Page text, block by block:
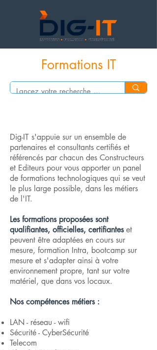
Formations IT
Dig-IT s'appuie sur un ensemble de
partenaires et consultants certifiés et
référencés par chacun des Constructeurs
et Editeurs pour vous apporter un panel
de formations technologiques qui se veut
le plus large possible, dans les métiers
de l'IT.
Les formations proposées sont
qualifiantes, officielles, certifianteset
peuvent être adaptées en cours sur
mesure, formation Intra, bootcamp sur
mesure et s'adapter ainsi à votre
environnement propre, tant sur votre
matériel, que dans vos locaux.
Nos compétences métiers :
LAN - réseau - wifi
Sécurité - CyberSécurité
Telecom